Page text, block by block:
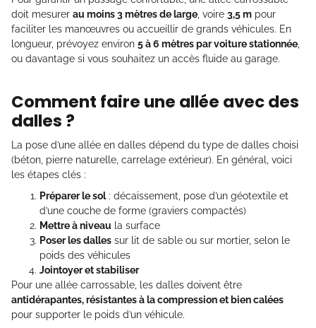
doit mesurer au moins 3 mètres de large , voire 3,5 m pour
faciliter les manœuvres ou accueillir de grands véhicules. En
longueur, prévoyez environ 5 à 6 mètres par voiture stationnée
ou davantage si vous souhaitez un accès fluide au garage.
Comment faire une allée avec des
dalles ?
La pose d’une allée en dalles dépend du type de dalles choisi
(béton, pierre naturelle, carrelage extérieur). En général, voici
les étapes clés :
Préparer le sol: décaissement, pose d’un géotextile et
d’une couche de forme (graviers compactés)
Mettre à niveau la surface
Poser les dalles sur lit de sable ou sur mortier, selon le
poids des véhicules
Jointoyer et stabiliser
Pour une allée carrossable, les dalles doivent être
antidérapantes, résistantes à la compression et bien calées
pour supporter le poids d’un véhicule.